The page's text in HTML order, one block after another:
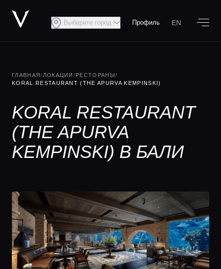
Выберите город Профиль EN
ГЛАВНАЯ/ ЛОКАЦИИ /РЕСТОРАНЫ/
KORAL RESTAURANT (THE APURVA KEMPINSKI)
KORAL RESTAURANT
(THE APURVA
KEMPINSKI) В БАЛИ